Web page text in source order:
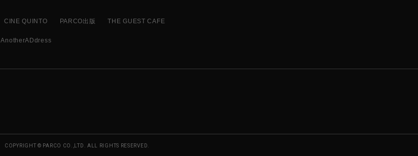
CINE QUINTO PARCO出版 THE GUEST CAFE
AnotherADdress
COPYRIGHT © PARCO CO.,LTD. ALL RIGHTS RESERVED.